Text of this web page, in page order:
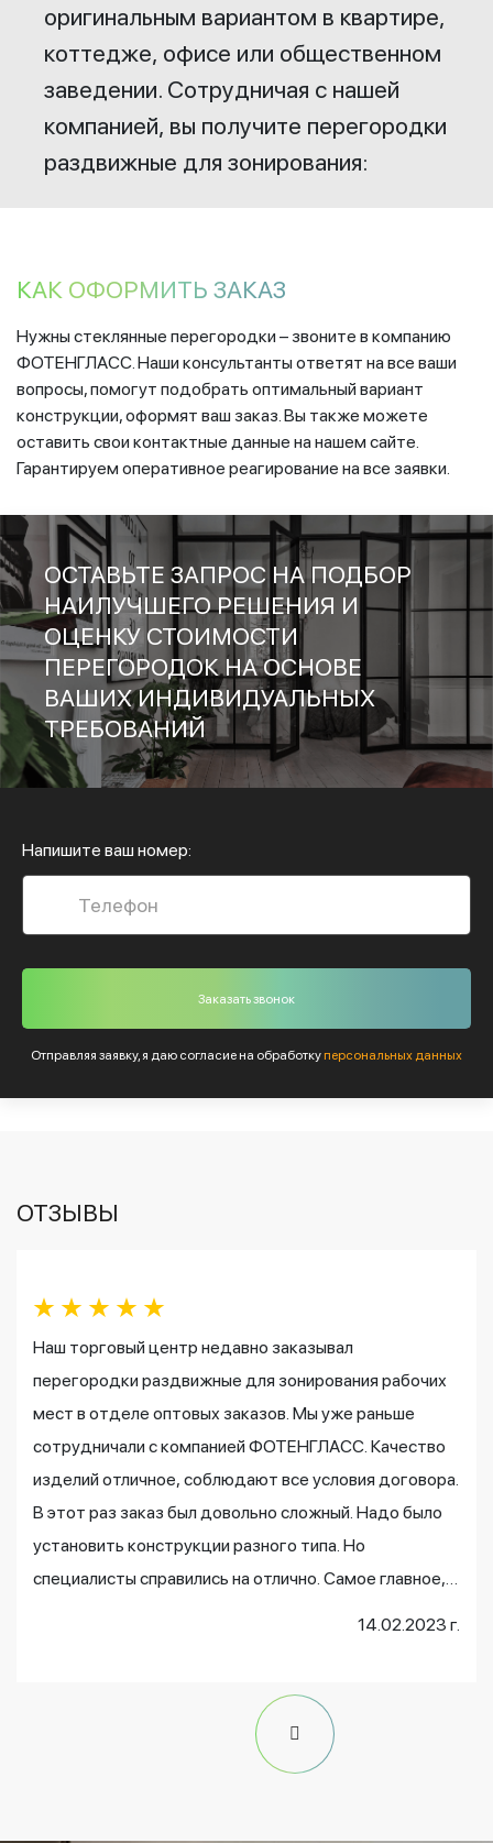
оригинальным вариантом в квартире,
коттедже, офисе или общественном
заведении. Сотрудничая с нашей
компанией, вы получите перегородки
раздвижные для зонирования:
КАК ОФОРМИТЬ ЗАКАЗ
Нужны стеклянные перегородки – звоните в компанию
ФОТЕНГЛАСС. Наши консультанты ответят на все ваши
вопросы, помогут подобрать оптимальный вариант
конструкции, оформят ваш заказ. Вы также можете
оставить свои контактные данные на нашем сайте.
Гарантируем оперативное реагирование на все заявки.
ОСТАВЬТЕ ЗАПРОС НА ПОДБОР
НАИЛУЧШЕГО РЕШЕНИЯ И
ОЦЕНКУ СТОИМОСТИ
ПЕРЕГОРОДОК НА ОСНОВЕ
ВАШИХ ИНДИВИДУАЛЬНЫХ
ТРЕБОВАНИЙ
Напишите ваш номер:
Отправляя заявку, я даю согласие на обработкуперсональных данных
ОТЗЫВЫ
Наш торговый центр недавно заказывал
перегородки раздвижные для зонирования рабочих
мест в отделе оптовых заказов. Мы уже раньше
сотрудничали с компанией ФОТЕНГЛАСС. Качество
изделий отличное, соблюдают все условия договора.
В этот раз заказ был довольно сложный. Надо было
установить конструкции разного типа. Но
специалисты справились на отлично. Самое главное,
14.02.2023 г.